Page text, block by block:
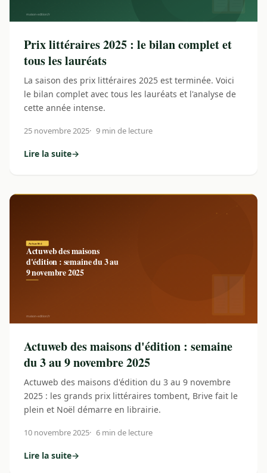
Prix littéraires 2025 : le bilan complet et
tous les lauréats
La saison des prix littéraires 2025 est terminée. Voici
le bilan complet avec tous les lauréats et l'analyse de
cette année intense.
25 novembre 2025 9 min de lecture
Lire la suite
: Prix littéraires 2025 : le bilan complet et tous les lauréats
→
Actuweb des maisons d'édition : semaine
du 3 au 9 novembre 2025
Actuweb des maisons d'édition du 3 au 9 novembre
2025 : les grands prix littéraires tombent, Brive fait le
plein et Noël démarre en librairie.
10 novembre 2025 6 min de lecture
Lire la suite
: Actuweb des maisons d'édition : semaine du 3 au 9
→